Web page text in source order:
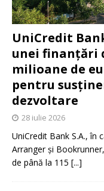
UniCredit
unei finanțări
milioane de
pentru
dezvoltare
28 iulie 2026
UniCredit Bank S.A., în
Arranger și
de până la 115 [...]